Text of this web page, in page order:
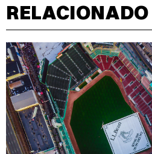
RELACIONADO